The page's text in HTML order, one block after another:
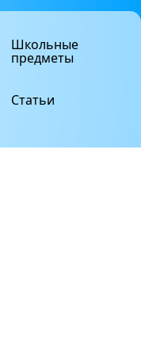
Школьные
предметы
Статьи